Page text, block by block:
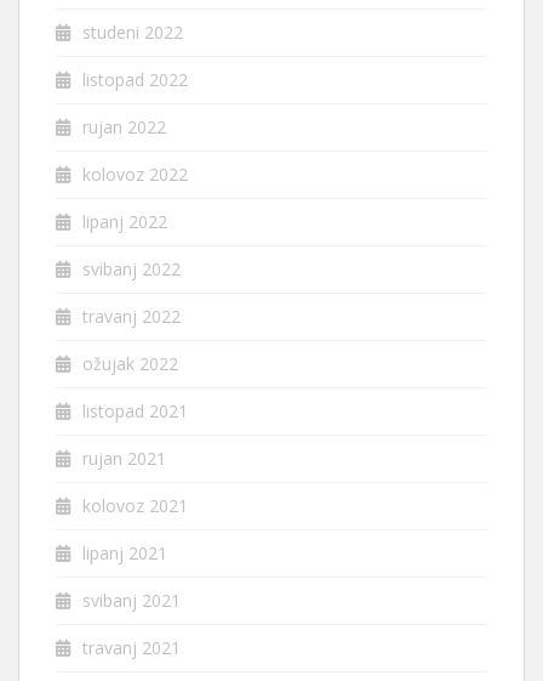
studeni 2022
listopad 2022
rujan 2022
kolovoz 2022
lipanj 2022
svibanj 2022
travanj 2022
ožujak 2022
listopad 2021
rujan 2021
kolovoz 2021
lipanj 2021
svibanj 2021
travanj 2021